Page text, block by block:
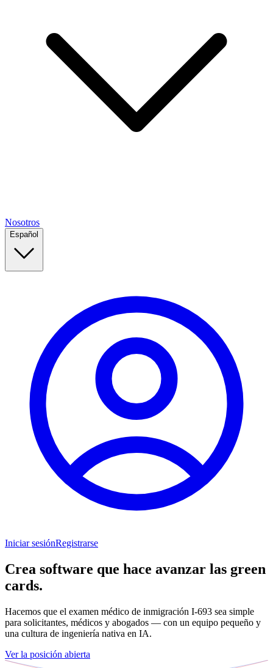
Nosotros
Español
Iniciar sesiónRegistrarse
Crea software que hace avanzar las green
cards.
Hacemos que el examen médico de inmigración I‑693 sea simple
para solicitantes, médicos y abogados — con un equipo pequeño y
una cultura de ingeniería nativa en IA.
Ver la posición abierta